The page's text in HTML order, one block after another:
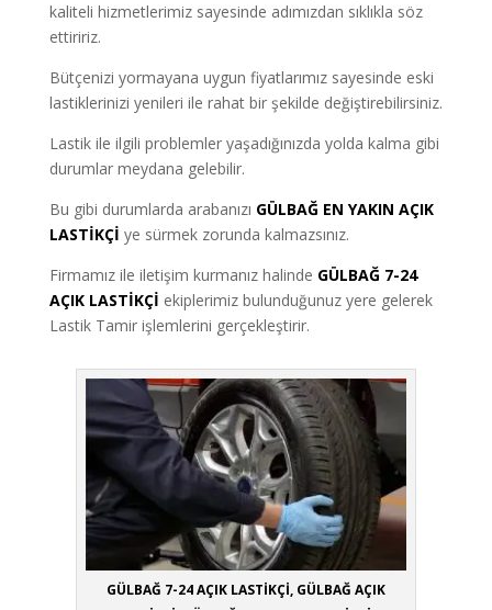
kaliteli hizmetlerimiz sayesinde adımızdan sıklıkla söz
ettiririz.
Bütçenizi yormayana uygun fiyatlarımız sayesinde eski
lastiklerinizi yenileri ile rahat bir şekilde değiştirebilirsiniz.
Lastik ile ilgili problemler yaşadığınızda yolda kalma gibi
durumlar meydana gelebilir.
Bu gibi durumlarda arabanızı GÜLBAĞ EN YAKIN AÇIK
LASTİKÇİ ye sürmek zorunda kalmazsınız.
Firmamız ile iletişim kurmanız halinde GÜLBAĞ 7-24
AÇIK LASTİKÇİ ekiplerimiz bulunduğunuz yere gelerek
Lastik Tamir işlemlerini gerçekleştirir.
GÜLBAĞ 7-24 AÇIK LASTİKÇİ, GÜLBAĞ AÇIK